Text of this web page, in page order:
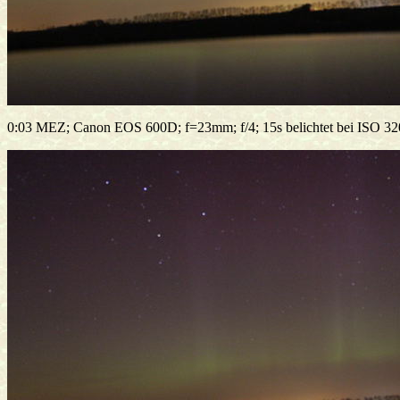
0:03 MEZ; Canon EOS 600D; f=23mm; f/4; 15s belichtet bei ISO